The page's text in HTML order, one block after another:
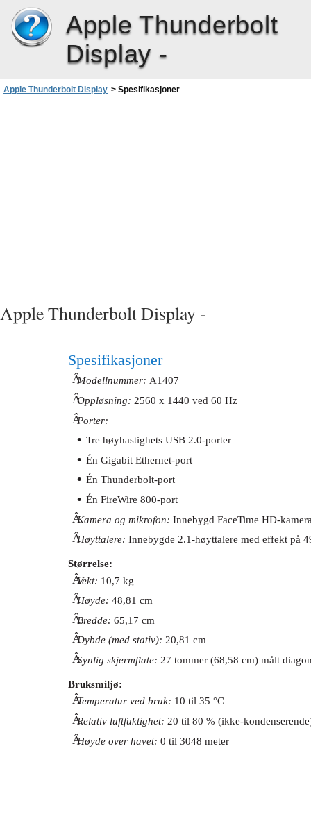
Apple Thunderbolt
Display -
Apple Thunderbolt Display > Spesifikasjoner
Apple Thunderbolt Display -
Spesifikasjoner
ÂModellnummer: A1407
ÂOppløsning: 2560 x 1440 ved 60 Hz
ÂPorter:
• Tre høyhastighets USB 2.0-porter
• Én Gigabit Ethernet-port
• Én Thunderbolt-port
• Én FireWire 800-port
ÂKamera og mikrofon: Innebygd FaceTime HD-
ÂHøyttalere: Innebygde 2.1-høyttalere med effekt på
Størrelse:
ÂVekt: 10,7 kg
ÂHøyde: 48,81 cm
ÂBredde: 65,17 cm
ÂDybde (med stativ): 20,81 cm
ÂSynlig skjermflate: 27 tommer (68,58 cm) målt
Bruksmiljø:
ÂTemperatur ved bruk: 10 til 35 °C
ÂRelativ luftfuktighet: 20 til 80 % (ikke-
ÂHøyde over havet: 0 til 3048 meter